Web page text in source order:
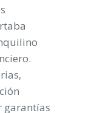
garantías